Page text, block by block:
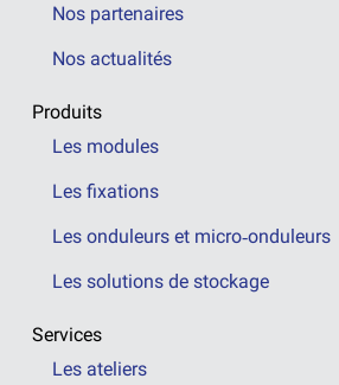
Nos partenaires
Nos actualités
Produits
Les modules
Les fixations
Les onduleurs et micro‑onduleurs
Les solutions de stockage
Services
Les ateliers